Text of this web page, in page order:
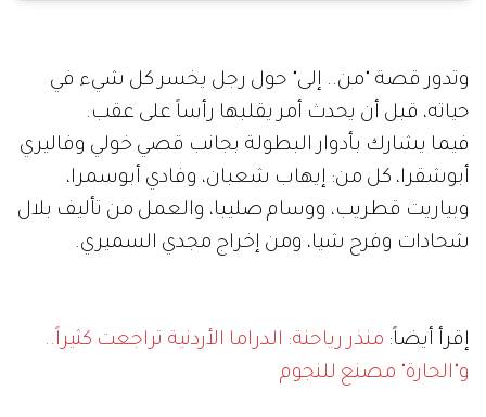
وتدور قصة "من.. إلى" حول رجل يخسر كل شيء في
حياته، قبل أن يحدث أمر يقلبها رأساً على عقب.
فيما يشارك بأدوار البطولة بجانب قصي خولي وفاليري
أبوشقرا، كل من: إيهاب شعبان، وفادي أبوسمرا،
وبياريت قطريب، ووسام صليبا، والعمل من تأليف بلال
شحادات وفرح شيا، ومن إخراج مجدي السميري.
إقرأ أيضاً: منذر رياحنة: الدراما الأردنية تراجعت كثيراً..
و"الحارة" مصنع للنجوم